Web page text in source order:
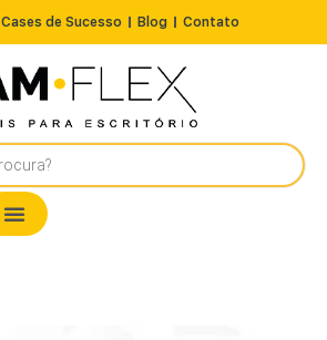
Cases de Sucesso Blog Contato